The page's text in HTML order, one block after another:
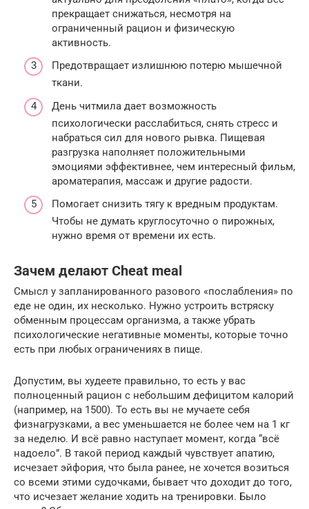
прекращает снижаться, несмотря на
ограниченный рацион и физическую
активность.
Предотвращает излишнюю потерю мышечной
ткани.
День читмила дает возможность
психологически расслабиться, снять стресс и
набраться сил для нового рывка. Пищевая
разгрузка наполняет положительными
эмоциями эффективнее, чем интересный фильм,
ароматерапия, массаж и другие радости.
Помогает снизить тягу к вредным продуктам.
Чтобы не думать круглосуточно о пирожных,
нужно время от времени их есть.
Зачем делают Cheat meal
Смысл у запланированного разового «послабления» по
еде не один, их несколько. Нужно устроить встряску
обменным процессам организма, а также убрать
психологические негативные моменты, которые точно
есть при любых ограничениях в пище.
Допустим, вы худеете правильно, то есть у вас
полноценный рацион с небольшим дефицитом калорий
(например, на 1500). То есть вы не мучаете себя
физнагрузками, а вес уменьшается не более чем на 1 кг
за неделю. И всё равно наступает момент, когда “всё
надоело”. В такой период каждый чувствует апатию,
исчезает эйфория, что была ранее, не хочется возиться
со всеми этими судочками, бывает что доходит до того,
что исчезает желание ходить на тренировки. Было